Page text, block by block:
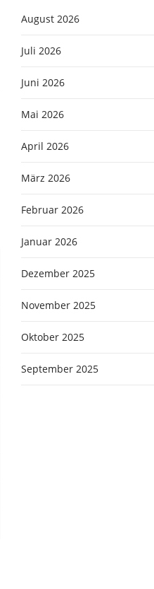
August 2026
Juli 2026
Juni 2026
Mai 2026
April 2026
März 2026
Februar 2026
Januar 2026
Dezember 2025
November 2025
Oktober 2025
September 2025